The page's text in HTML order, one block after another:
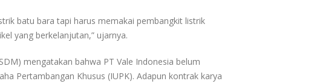
batu bara tapi harus memakai pembangkit listrik
yang berkelanjutan,” ujarnya.
mengatakan bahwa PT Vale Indonesia belum
Pertambangan Khusus (IUPK). Adapun kontrak karya